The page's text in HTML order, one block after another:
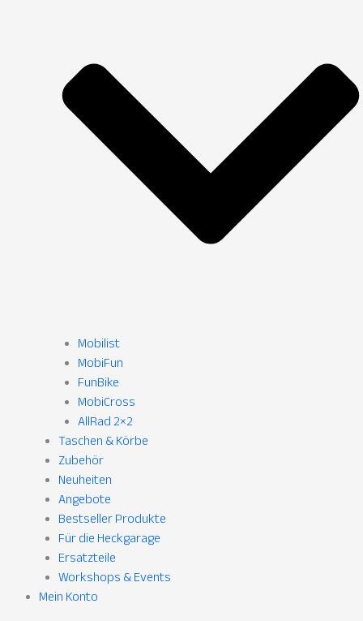
Mobilist
MobiFun
FunBike
MobiCross
AllRad 2×2
Taschen & Körbe
Zubehör
Neuheiten
Angebote
Bestseller Produkte
Für die Heckgarage
Ersatzteile
Workshops & Events
Mein Konto